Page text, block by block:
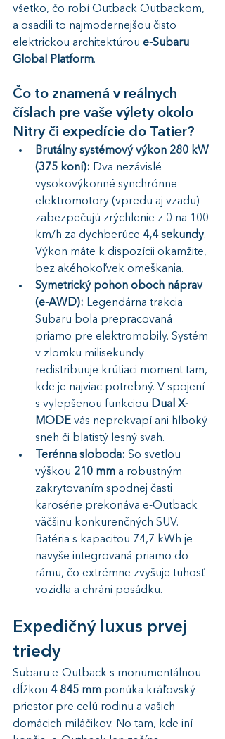
všetko, čo robí Outback Outbackom,
a osadili to najmodernejšou čisto
elektrickou architektúrou e-Subaru
Global Platform.
Čo to znamená v reálnych
číslach pre vaše výlety okolo
Nitry či expedície do Tatier?
Brutálny systémový výkon 280 kW
(375 koní): Dva nezávislé
vysokovýkonné synchrónne
elektromotory (vpredu aj vzadu)
zabezpečujú zrýchlenie z 0 na 100
km/h za dychberúce 4,4 sekundy.
Výkon máte k dispozícii okamžite,
bez akéhokoľvek omeškania.
Symetrický pohon oboch náprav
(e-AWD): Legendárna trakcia
Subaru bola prepracovaná
priamo pre elektromobily. Systém
v zlomku milisekundy
redistribuuje krútiaci moment tam,
kde je najviac potrebný. V spojení
s vylepšenou funkciou Dual X-
MODE vás neprekvapí ani hlboký
sneh či blatistý lesný svah.
Terénna sloboda: So svetlou
výškou 210 mm a robustným
zakrytovaním spodnej časti
karosérie prekonáva e-Outback
väčšinu konkurenčných SUV.
Batéria s kapacitou 74,7 kWh je
navyše integrovaná priamo do
rámu, čo extrémne zvyšuje tuhosť
vozidla a chráni posádku.
Expedičný luxus prvej
triedy
Subaru e-Outback s monumentálnou
dĺžkou 4 845 mm ponúka kráľovský
priestor pre celú rodinu a vašich
domácich miláčikov. No tam, kde iní